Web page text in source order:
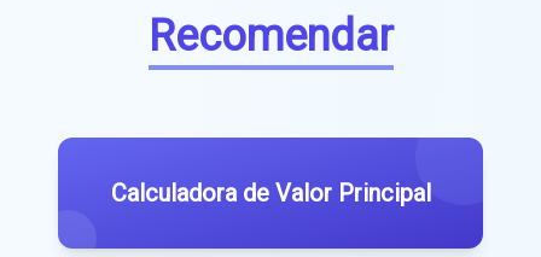
Recomendar
Calculadora de Valor Principal